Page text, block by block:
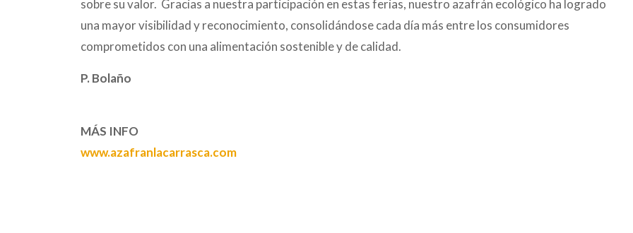
sobre su valor. Gracias a nuestra participación en estas ferias, nuestro azafrán ecológico ha logrado
una mayor visibilidad y reconocimiento, consolidándose cada día más entre los consumidores
comprometidos con una alimentación sostenible y de calidad.
P. Bolaño
MÁS INFO
www.azafranlacarrasca.com